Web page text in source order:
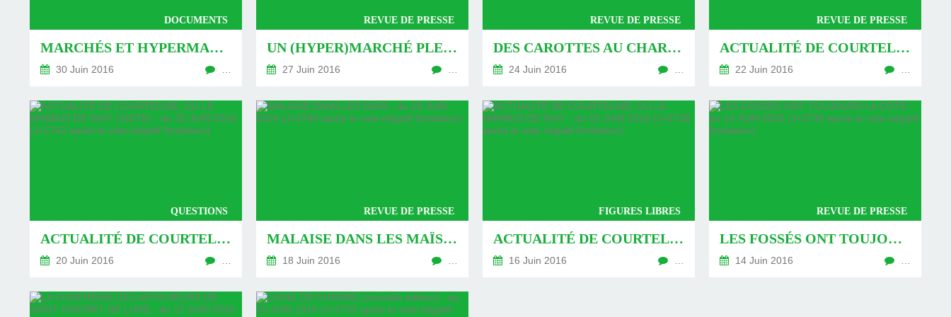
DOCUMENTS
MARCHÉS ET HYPERMARCHÉ NOCTURNES - DU 30 JUIN 2016 (J+2752 APRÈS LE VOTE NÉGATIF FONDATEUR)
30 Juin 2016
REVUE DE PRESSE
UN (HYPER)MARCHÉ PLEIN DE PROMESSES - DU 27 JUIN 2016 (J+2749 APRÈS LE VOTE NÉGATIF FONDATEUR)
27 Juin 2016
REVUE DE PRESSE
DES CAROTTES AU CHARMOY- DU 24 JUIN 2016 (J+2746 APRÈS LE VOTE NÉGATIF FONDATEUR)
24 Juin 2016
REVUE DE PRESSE
ACTUALITÉ DE COURTELINE, OU LE MINIBUS DE 9H47 (SUITE ET FIN) - DU 22 JUIN 2016 (J+2744 APRÈS LE VOTE NÉGATIF FONDATEUR)
22 Juin 2016
QUESTIONS
ACTUALITÉ DE COURTELINE, OU LE MINIBUS DE 9H47 (SUITE) - DU 20 JUIN 2016 (J+2742 APRÈS LE VOTE NÉGATIF FONDATEUR)
20 Juin 2016
REVUE DE PRESSE
MALAISE DANS LES MAÏS - DU 18 JUIN 2016 (J+2740 APRÈS LE VOTE NÉGATIF FONDATEUR)
18 Juin 2016
FIGURES LIBRES
ACTUALITÉ DE COURTELINE, OU LE MINIBUS DE 9H47 - DU 16 JUIN 2016 (J+2738 APRÈS LE VOTE NÉGATIF FONDATEUR)
16 Juin 2016
REVUE DE PRESSE
LES FOSSÉS ONT TOUJOURS LA COTE - DU 14 JUIN 2016 (J+2736 APRÈS LE VOTE NÉGATIF FONDATEUR)
14 Juin 2016